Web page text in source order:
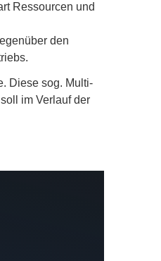
Ressourcen und
den
Diese sog. Multi-
im Verlauf der